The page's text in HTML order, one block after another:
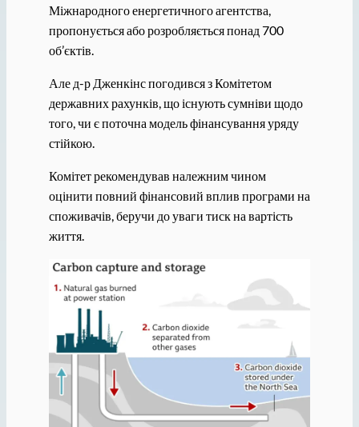
Міжнародного енергетичного агентства,
пропонується або розробляється понад 700
об’єктів.
Але д-р Дженкінс погодився з Комітетом
державних рахунків, що існують сумніви щодо
того, чи є поточна модель фінансування уряду
стійкою.
Комітет рекомендував належним чином
оцінити повний фінансовий вплив програми на
споживачів, беручи до уваги тиск на вартість
життя.